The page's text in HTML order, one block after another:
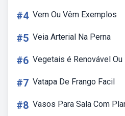
#4 Vem Ou Vêm Exemplos
#5 Veia Arterial Na Perna
#6 Vegetais é Renovável Ou
#7 Vatapa De Frango Facil
#8 Vasos Para Sala Com